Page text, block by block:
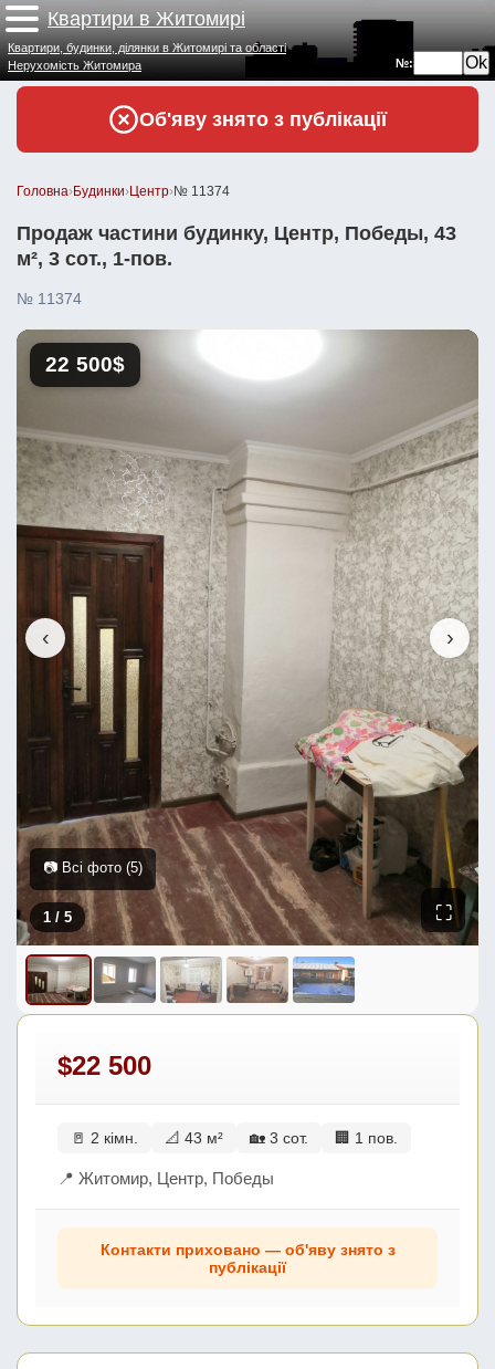
Квартири в Житомирі
№:
Квартири, будинки, ділянки в Житомирі та області
Нерухомість Житомира
Об'яву знято з публікації
Головна›Будинки›Центр›№ 11374
Продаж частини будинку, Центр, Победы, 43
м², 3 сот., 1-пов.
№ 11374
‹ ›
22 500$
1 / 5 ⛶
📷 Всі фото (5)
$22 500
🚪 2 кімн. 📐 43 м² 🏡 3 сот. 🏢 1 пов.
📍 Житомир, Центр, Победы
Контакти приховано — об'яву знято з
публікації